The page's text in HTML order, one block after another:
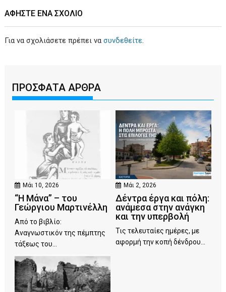
ΑΦΉΣΤΕ ΕΝΑ ΣΧΌΛΙΟ
Για να σχολιάσετε πρέπει νασυνδεθείτε.
ΠΡΟΣΦΑΤΑ ΑΡΘΡΑ
Μάι 10, 2026
“Η Μάνα” – του
Γεώργιου Μαρτινέλλη
Από το βιβλίο:
Αναγνωστικόν της πέμπτης
τάξεως του...
Μάι 2, 2026
Δέντρα έργα και πόλη:
ανάμεσα στην ανάγκη
και την υπερβολή
Τις τελευταίες ημέρες, με
αφορμή την κοπή δένδρου...